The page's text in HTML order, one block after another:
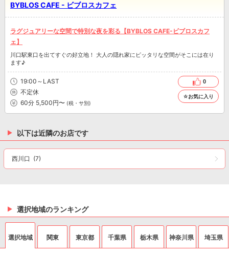
BYBLOS CAFE - ビブロスカフェ
ラグジュアリーな空間で特別な夜を彩る【BYBLOS CAFE-ビブロスカフ
ェ】
川口駅東口を出てすぐの好立地！ 大人の隠れ家にピッタリな空間がそこには在り
ます♪
19:00～LAST
不定休
60分 5,500円〜 (税・サ別)
0
☆お気に入り
以下は近隣のお店です
西川口 (7)
選択地域のランキング
選択地域 関東 東京都 千葉県 栃木県 神奈川県 埼玉県